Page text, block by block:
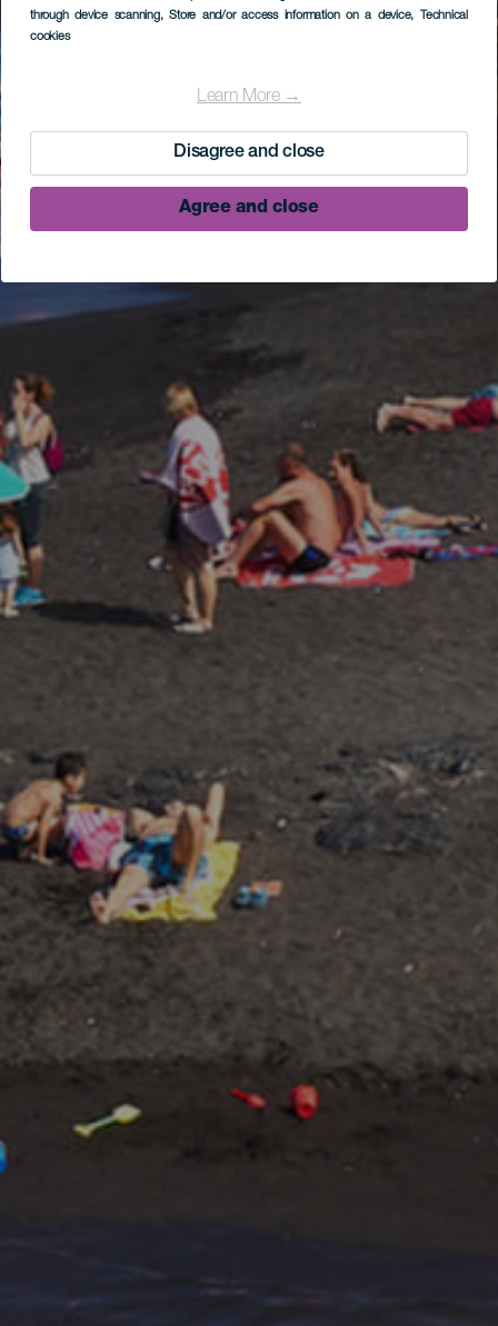
through device scanning, Store and/or access information on a device, Technical
cookies
Learn More →
Disagree and close
Agree and close